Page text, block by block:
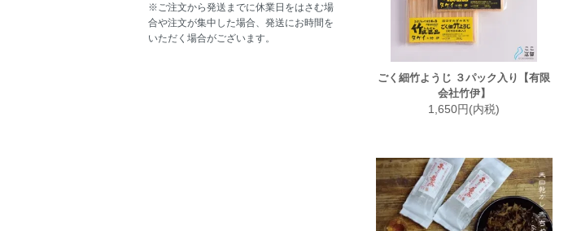
ごく細竹ようじ ３パック入り【有限
会社竹伊】
1,650円(内税)
※ご注文から発送までに休業日をはさむ場
合や注文が集中した場合、発送にお時間を
いただく場合がございます。